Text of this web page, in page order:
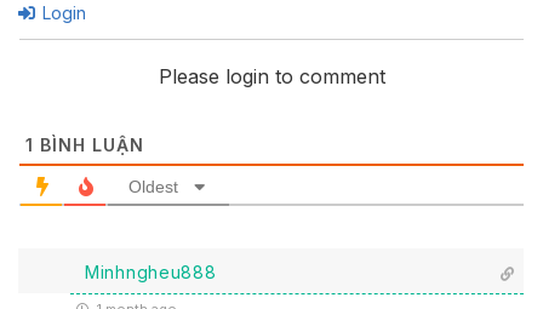
Login
Please login to comment
1 BÌNH LUẬN
Oldest
Minhngheu888